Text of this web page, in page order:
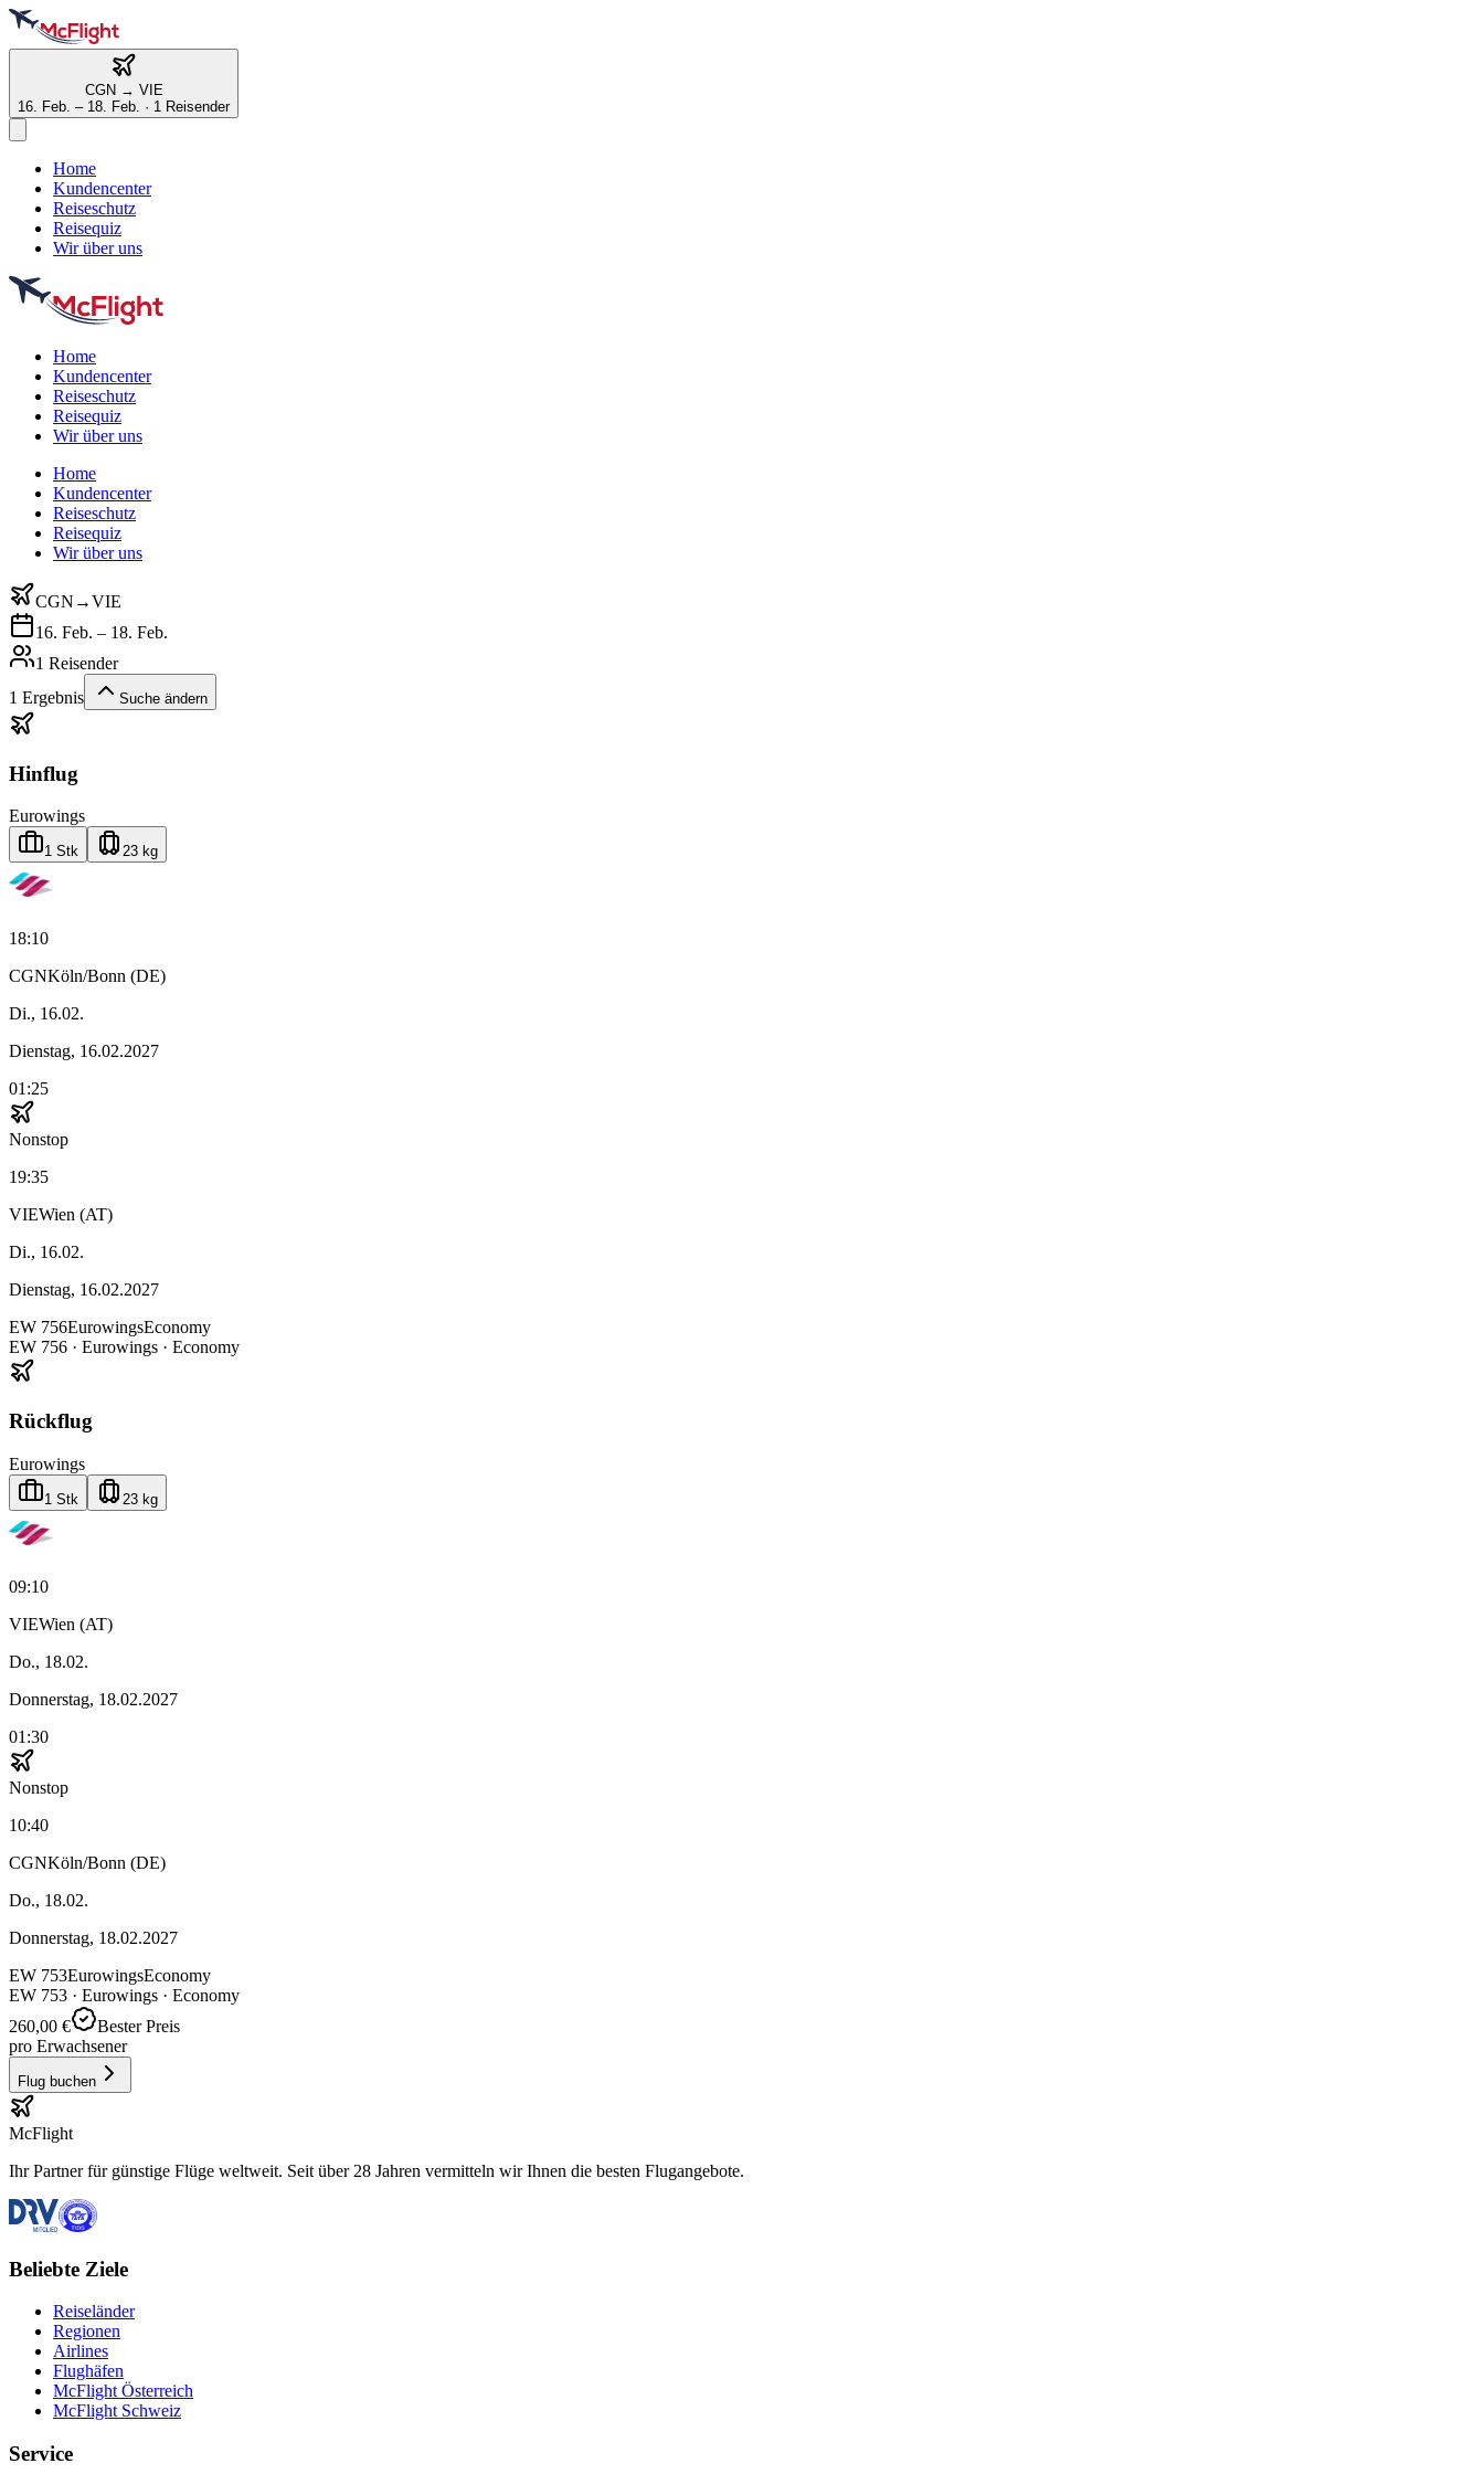
CGN → VIE
16. Feb. – 18. Feb. · 1 Reisender
Home
Kundencenter
Reiseschutz
Reisequiz
Wir über uns
Home
Kundencenter
Reiseschutz
Reisequiz
Wir über uns
Home
Kundencenter
Reiseschutz
Reisequiz
Wir über uns
CGN →VIE
16. Feb. – 18. Feb.
1 Reisender
1 Ergebnis Suche ändern
Hinflug
Eurowings
1 Stk 23 kg
18:10
CGNKöln/Bonn (DE)
Di., 16.02.
Dienstag, 16.02.2027
01:25
Nonstop
19:35
VIEWien (AT)
Di., 16.02.
Dienstag, 16.02.2027
EW 756EurowingsEconomy
EW 756 · Eurowings · Economy
Rückflug
Eurowings
1 Stk 23 kg
09:10
VIEWien (AT)
Do., 18.02.
Donnerstag, 18.02.2027
01:30
Nonstop
10:40
CGNKöln/Bonn (DE)
Do., 18.02.
Donnerstag, 18.02.2027
EW 753EurowingsEconomy
EW 753 · Eurowings · Economy
260,00 €
Bester Preis
pro Erwachsener
Flug buchen
McFlight
Ihr Partner für günstige Flüge weltweit. Seit über 28 Jahren vermitteln wir Ihnen die besten Flugangebote.
Beliebte Ziele
Reiseländer
Regionen
Airlines
Flughäfen
McFlight Österreich
McFlight Schweiz
Service